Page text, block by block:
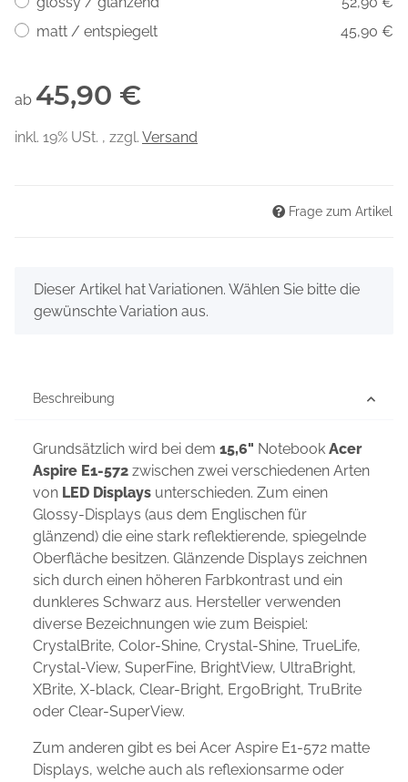
matt / entspiegelt
45,90 €
ab 45,90 €
inkl. 19% USt. , zzgl. Versand
Frage zum Artikel
x
Dieser Artikel hat Variationen. Wählen Sie bitte die
gewünschte Variation aus.
Beschreibung
Grundsätzlich wird bei dem 15,6" Notebook Acer
Aspire E1-572 zwischen zwei verschiedenen Arten
von LED Displays unterschieden. Zum einen
Glossy-Displays (aus dem Englischen für
glänzend) die eine stark reflektierende, spiegelnde
Oberfläche besitzen. Glänzende Displays zeichnen
sich durch einen höheren Farbkontrast und ein
dunkleres Schwarz aus. Hersteller verwenden
diverse Bezeichnungen wie zum Beispiel:
CrystalBrite, Color-Shine, Crystal-Shine, TrueLife,
Crystal-View, SuperFine, BrightView, UltraBright,
XBrite, X-black, Clear-Bright, ErgoBright, TruBrite
oder Clear-SuperView.
Zum anderen gibt es bei Acer Aspire E1-572 matte
Displays, welche auch als reflexionsarme oder